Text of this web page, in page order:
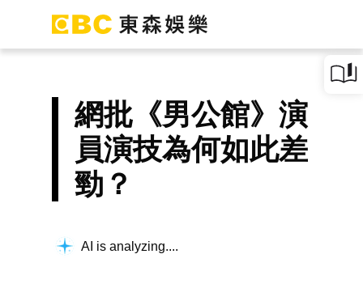
網批《男公館》演
員演技為何如此差
勁？
AI is analyzing...